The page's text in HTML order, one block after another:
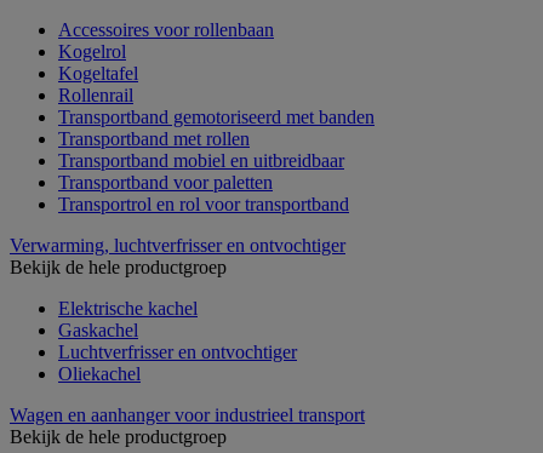
Accessoires voor rollenbaan
Kogelrol
Kogeltafel
Rollenrail
Transportband gemotoriseerd met banden
Transportband met rollen
Transportband mobiel en uitbreidbaar
Transportband voor paletten
Transportrol en rol voor transportband
Verwarming, luchtverfrisser en ontvochtiger
Bekijk de hele productgroep
Elektrische kachel
Gaskachel
Luchtverfrisser en ontvochtiger
Oliekachel
Wagen en aanhanger voor industrieel transport
Bekijk de hele productgroep